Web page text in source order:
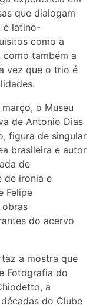
que dialogam
e latino-
como a
também a
vez que o trio é
o Museu
de Antonio Dias
figura de singular
brasileira e autor
de
de ironia e
Felipe
obras
do acervo
a mostra que
Fotografia do
a
do Clube